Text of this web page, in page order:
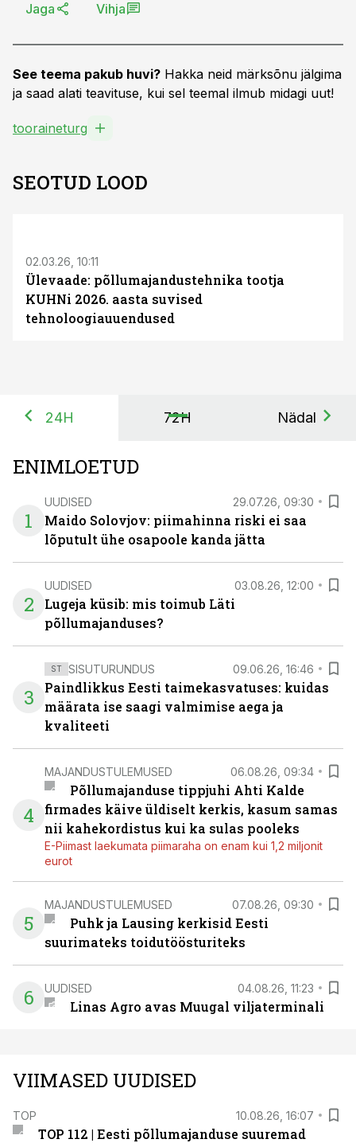
Jaga Vihja
See teema pakub huvi? Hakka neid märksõnu jälgima
ja saad alati teavituse, kui sel teemal ilmub midagi uut!
tooraineturg
SEOTUD LOOD
02.03.26, 10:11
Ülevaade: põllumajandustehnika tootja
KUHNi 2026. aasta suvised
tehnoloogiauuendused
24H 72H Nädal
ENIMLOETUD
1
UUDISED 29.07.26, 09:30
Maido Solovjov: piimahinna riski ei saa
lõputult ühe osapoole kanda jätta
2
UUDISED 03.08.26, 12:00
Lugeja küsib: mis toimub Läti
põllumajanduses?
3
ST SISUTURUNDUS 09.06.26, 16:46
Paindlikkus Eesti taimekasvatuses: kuidas
määrata ise saagi valmimise aega ja
kvaliteeti
4
MAJANDUSTULEMUSED 06.08.26, 09:34
Põllumajanduse tippjuhi Ahti Kalde
firmades käive üldiselt kerkis, kasum samas
nii kahekordistus kui ka sulas pooleks
E-Piimast laekumata piimaraha on enam kui 1,2 miljonit
eurot
5
MAJANDUSTULEMUSED 07.08.26, 09:30
Puhk ja Lausing kerkisid Eesti
suurimateks toidutöösturiteks
6 UUDISED 04.08.26, 11:23
Linas Agro avas Muugal viljaterminali
VIIMASED UUDISED
TOP 10.08.26, 16:07
TOP 112 | Eesti põllumajanduse suuremad